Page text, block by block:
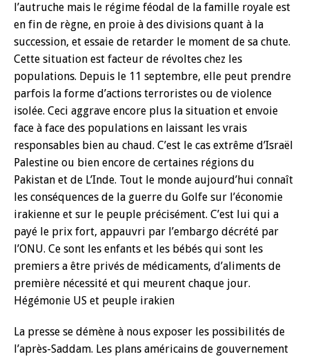
l’autruche mais le régime féodal de la famille royale est
en fin de règne, en proie à des divisions quant à la
succession, et essaie de retarder le moment de sa chute.
Cette situation est facteur de révoltes chez les
populations. Depuis le 11 septembre, elle peut prendre
parfois la forme d’actions terroristes ou de violence
isolée. Ceci aggrave encore plus la situation et envoie
face à face des populations en laissant les vrais
responsables bien au chaud. C’est le cas extrême d’Israël
Palestine ou bien encore de certaines régions du
Pakistan et de L’Inde. Tout le monde aujourd’hui connaît
les conséquences de la guerre du Golfe sur l’économie
irakienne et sur le peuple précisément. C’est lui qui a
payé le prix fort, appauvri par l’embargo décrété par
l’ONU. Ce sont les enfants et les bébés qui sont les
premiers a être privés de médicaments, d’aliments de
première nécessité et qui meurent chaque jour.
Hégémonie US et peuple irakien
La presse se démène à nous exposer les possibilités de
l’après-Saddam. Les plans américains de gouvernement